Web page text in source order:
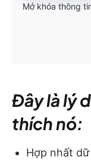
Mở khóa thông
Đây là lý
thích nó:
Hợp nhất dữ